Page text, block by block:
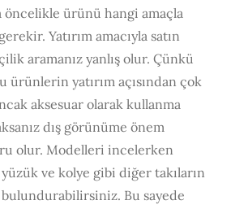
ürünü hangi amaçla
Yatırım amacıyla satın
aramanız yanlış olur. Çünkü
ürünlerin yatırım açısından çok
aksesuar olarak kullanma
dış görünüme önem
olur. Modelleri incelerken
ve kolye gibi diğer takıların
bulundurabilirsiniz. Bu sayede